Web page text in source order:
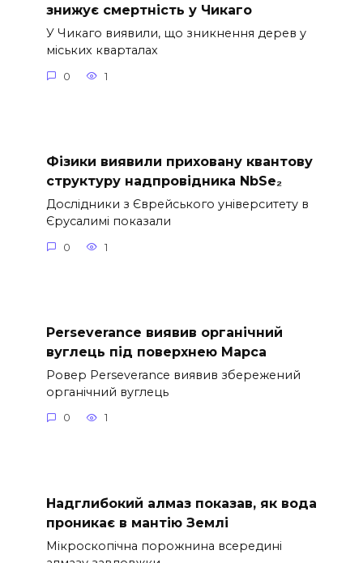
знижує смертність у Чикаго
У Чикаго виявили, що зникнення дерев у
міських кварталах
0 1
Фізики виявили приховану квантову
структуру надпровідника NbSe₂
Дослідники з Єврейського університету в
Єрусалимі показали
0 1
Perseverance виявив органічний
вуглець під поверхнею Марса
Ровер Perseverance виявив збережений
органічний вуглець
0 1
Надглибокий алмаз показав, як вода
проникає в мантію Землі
Мікроскопічна порожнина всередині